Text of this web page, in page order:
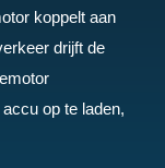
koppelt aan
drijft de
op te laden,